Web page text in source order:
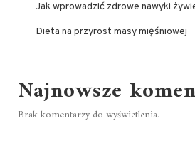
Jak wprowadzić zdrowe nawyki
Dieta na przyrost masy mięśniowej
Najnowsze
Brak komentarzy do wyświetlenia.